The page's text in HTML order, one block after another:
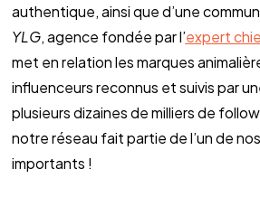
authentique, ainsi que d’une
YLG, agence fondée par l’expert
met en relation les marques
influenceurs reconnus et suivis par
plusieurs dizaines de milliers de
notre réseau fait partie de l’un de
importants !